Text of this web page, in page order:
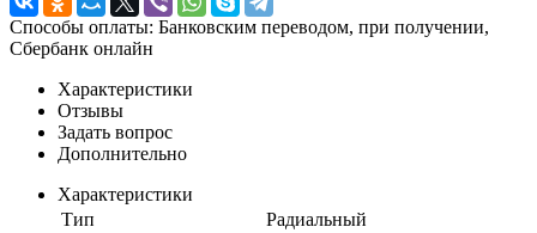
Способы оплаты: Банковским переводом, при получении,
Сбербанк онлайн
Характеристики
Отзывы
Задать вопрос
Дополнительно
Характеристики
Тип
Радиальный